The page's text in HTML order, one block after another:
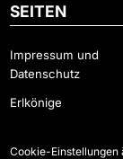
SEITEN
Impressum und
Datenschutz
Erlkönige
Cookie-Einstellungen